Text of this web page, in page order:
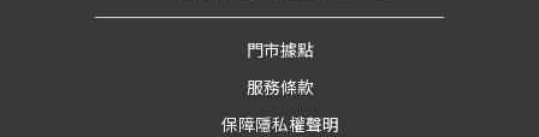
門市據點
服務條款
保障隱私權聲明